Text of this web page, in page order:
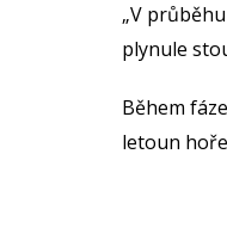
„V
plynule
Během
letoun